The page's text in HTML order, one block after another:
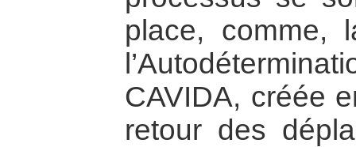
place, comme,
CAVIDA, créée
retour des